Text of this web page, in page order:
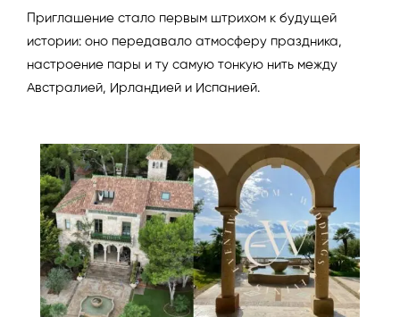
Приглашение стало первым штрихом к будущей
истории: оно передавало атмосферу праздника,
настроение пары и ту самую тонкую нить между
Австралией, Ирландией и Испанией.